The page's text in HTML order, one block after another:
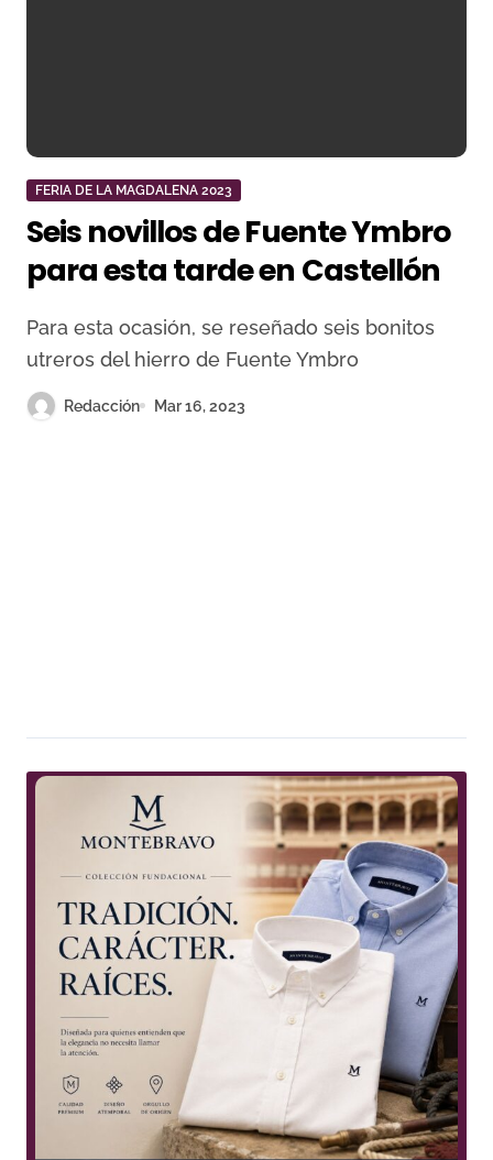
FERIA DE LA MAGDALENA 2023
Seis novillos de Fuente Ymbro
para esta tarde en Castellón
Para esta ocasión, se reseñado seis bonitos
utreros del hierro de Fuente Ymbro
Redacción Mar 16, 2023